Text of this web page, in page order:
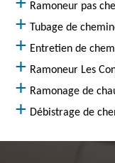
Ramoneur pas
Tubage de
Entretien de
Ramoneur Les
Ramonage de
Débistrage de